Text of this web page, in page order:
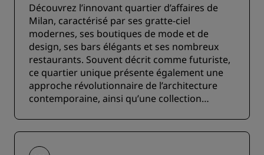
Découvrez l’innovant quartier d’affaires de
Milan, caractérisé par ses gratte-ciel
modernes, ses boutiques de mode et de
design, ses bars élégants et ses nombreux
restaurants. Souvent décrit comme futuriste,
ce quartier unique présente également une
approche révolutionnaire de l’architecture
contemporaine, ainsi qu’une collection